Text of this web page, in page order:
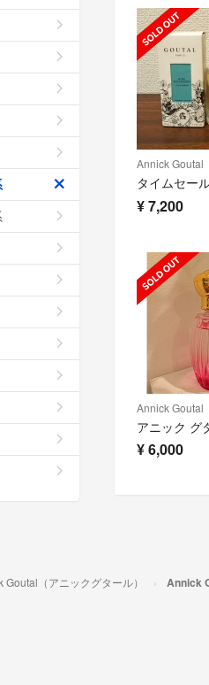
Annick Goutal
¥7,200
Annick Goutal
¥6,000
Goutal（アニックグタール） Annick